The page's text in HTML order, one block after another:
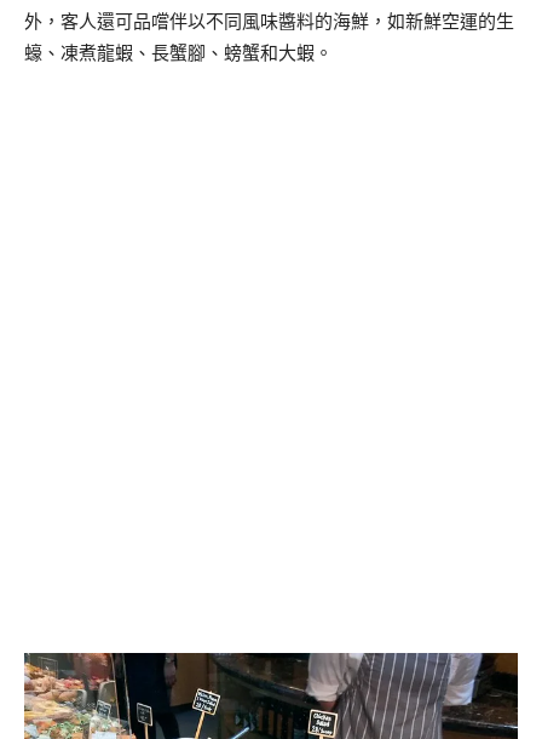
外，客人還可品嚐伴以不同風味醬料的海鮮，如新鮮空運的生
蠔、凍煮龍蝦、長蟹腳、螃蟹和大蝦。